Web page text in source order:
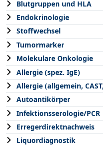
Blutgruppen und HLA
Endokrinologie
Stoffwechsel
Tumormarker
Molekulare Onkologie
Allergie (spez. IgE)
Allergie (allgemein,
Autoantikörper
Infektionsserologie/PCR
Erregerdirektnachweis
Liquordiagnostik